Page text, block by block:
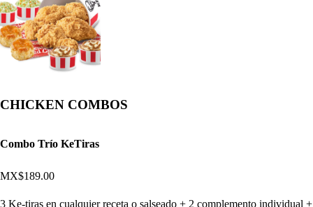
CHICKEN COMBOS
Combo Trío KeTiras
MX$189.00
3 Ke-tiras en cualquier receta o salseado + 2 complemento individual +